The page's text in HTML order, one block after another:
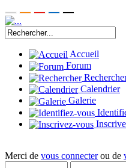
Accueil
Forum
Calendrier
Galerie
Merci de vous connecterou de